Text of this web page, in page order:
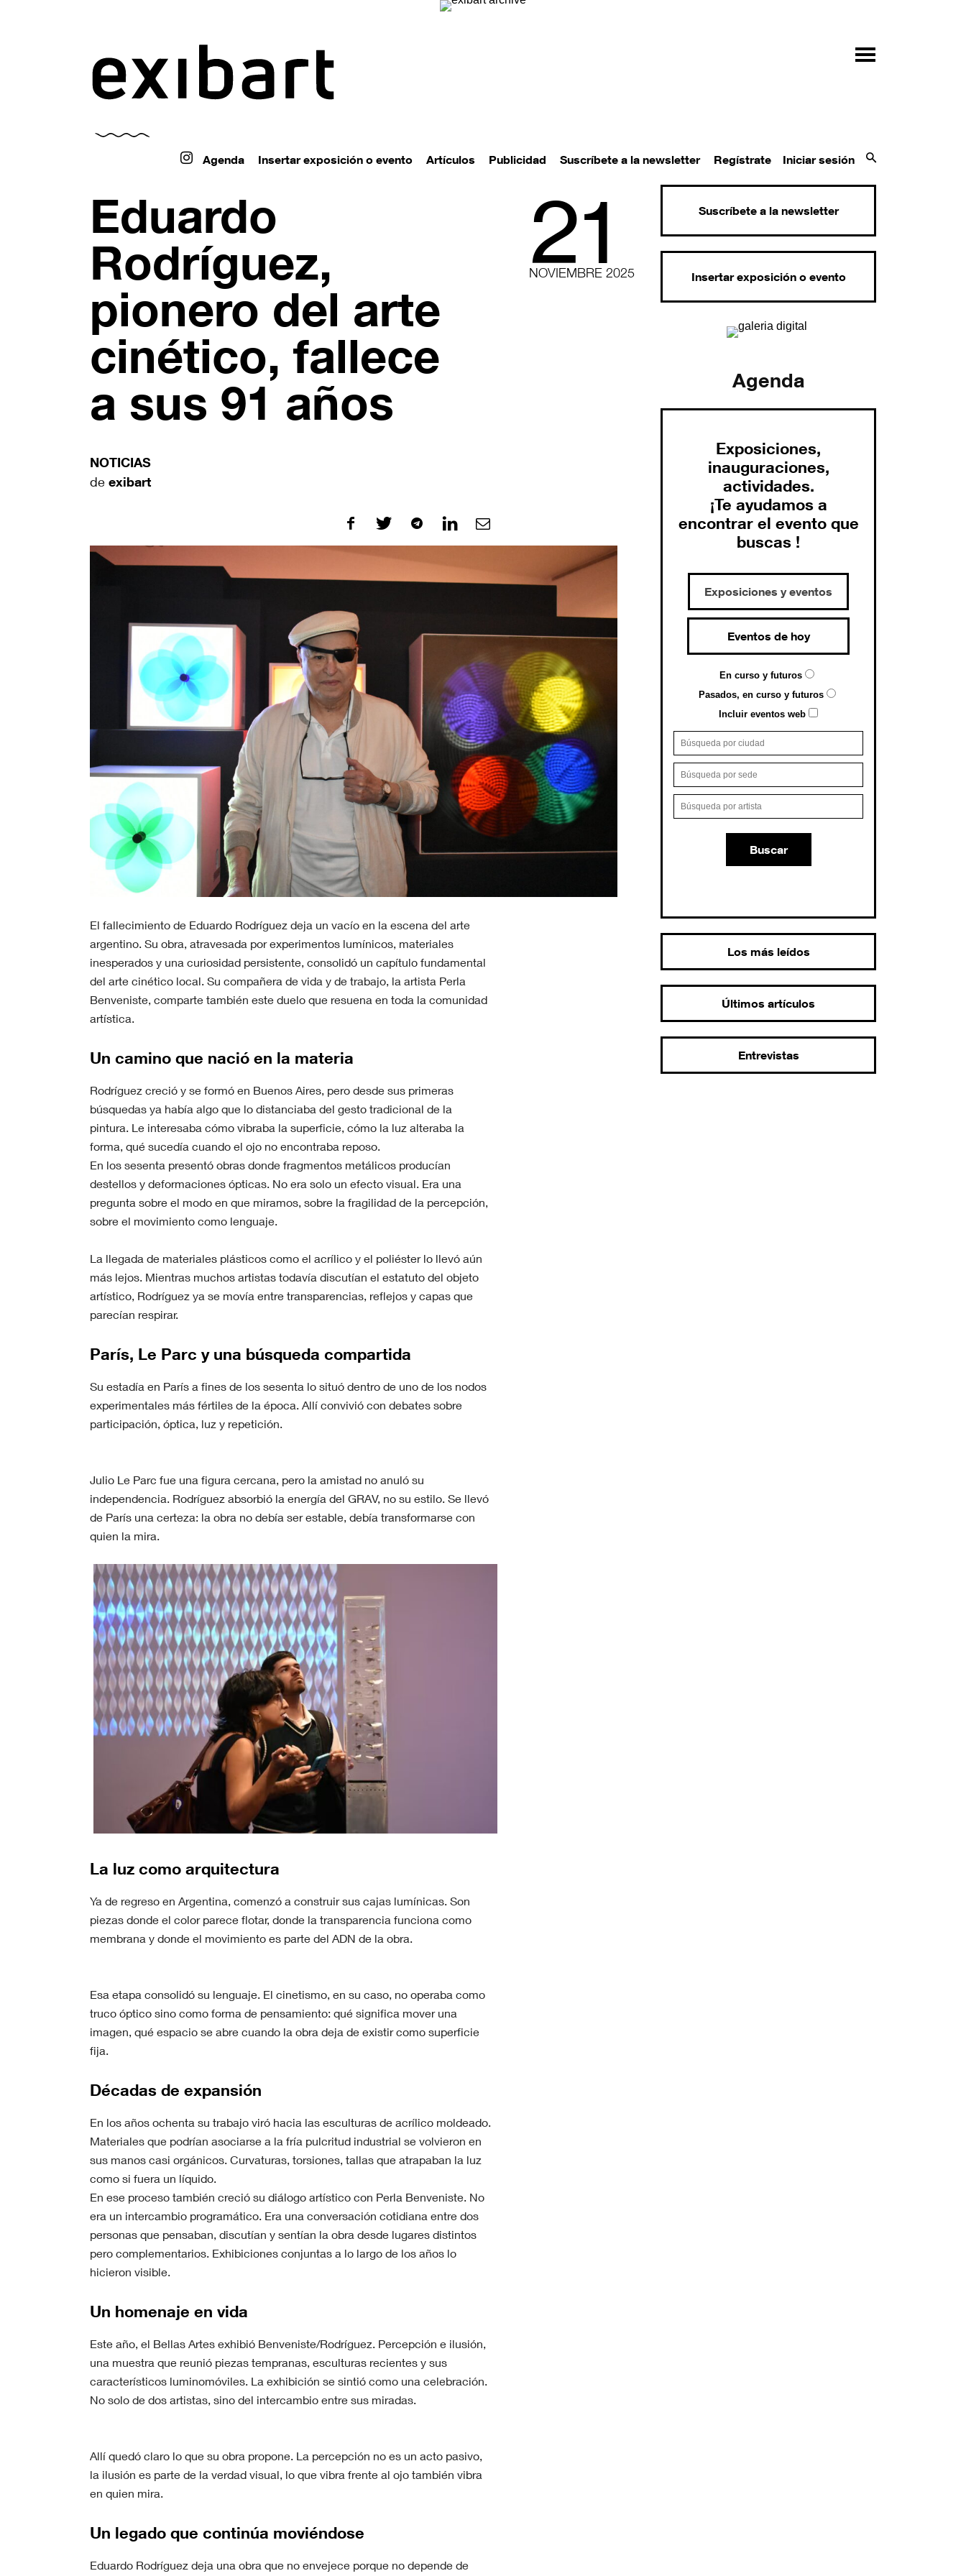
Agenda Insertar exposición o evento Artículos Publicidad Suscríbete a la newsletter Regístrate Iniciar sesión
21
NOVIEMBRE 2025
Eduardo
Rodríguez,
pionero del arte
cinético, fallece
a sus 91 años
NOTICIAS
de exibart
El fallecimiento de Eduardo Rodríguez deja un vacío en la escena del arte
argentino. Su obra, atravesada por experimentos lumínicos, materiales
inesperados y una curiosidad persistente, consolidó un capítulo fundamental
del arte cinético local. Su compañera de vida y de trabajo, la artista Perla
Benveniste, comparte también este duelo que resuena en toda la comunidad
artística.
Un camino que nació en la materia
Rodríguez creció y se formó en Buenos Aires, pero desde sus primeras
búsquedas ya había algo que lo distanciaba del gesto tradicional de la
pintura. Le interesaba cómo vibraba la superficie, cómo la luz alteraba la
forma, qué sucedía cuando el ojo no encontraba reposo.
En los sesenta presentó obras donde fragmentos metálicos producían
destellos y deformaciones ópticas. No era solo un efecto visual. Era una
pregunta sobre el modo en que miramos, sobre la fragilidad de la percepción,
sobre el movimiento como lenguaje.
La llegada de materiales plásticos como el acrílico y el poliéster lo llevó aún
más lejos. Mientras muchos artistas todavía discutían el estatuto del objeto
artístico, Rodríguez ya se movía entre transparencias, reflejos y capas que
parecían respirar.
París, Le Parc y una búsqueda compartida
Su estadía en París a fines de los sesenta lo situó dentro de uno de los nodos
experimentales más fértiles de la época. Allí convivió con debates sobre
participación, óptica, luz y repetición.
Julio Le Parc fue una figura cercana, pero la amistad no anuló su
independencia. Rodríguez absorbió la energía del GRAV, no su estilo. Se llevó
de París una certeza: la obra no debía ser estable, debía transformarse con
quien la mira.
La luz como arquitectura
Ya de regreso en Argentina, comenzó a construir sus cajas lumínicas. Son
piezas donde el color parece flotar, donde la transparencia funciona como
membrana y donde el movimiento es parte del ADN de la obra.
Esa etapa consolidó su lenguaje. El cinetismo, en su caso, no operaba como
truco óptico sino como forma de pensamiento: qué significa mover una
imagen, qué espacio se abre cuando la obra deja de existir como superficie
fija.
Décadas de expansión
En los años ochenta su trabajo viró hacia las esculturas de acrílico moldeado.
Materiales que podrían asociarse a la fría pulcritud industrial se volvieron en
sus manos casi orgánicos. Curvaturas, torsiones, tallas que atrapaban la luz
como si fuera un líquido.
En ese proceso también creció su diálogo artístico con Perla Benveniste. No
era un intercambio programático. Era una conversación cotidiana entre dos
personas que pensaban, discutían y sentían la obra desde lugares distintos
pero complementarios. Exhibiciones conjuntas a lo largo de los años lo
hicieron visible.
Un homenaje en vida
Este año, el Bellas Artes exhibió Benveniste/Rodríguez. Percepción e ilusión,
una muestra que reunió piezas tempranas, esculturas recientes y sus
característicos luminomóviles. La exhibición se sintió como una celebración.
No solo de dos artistas, sino del intercambio entre sus miradas.
Allí quedó claro lo que su obra propone. La percepción no es un acto pasivo,
la ilusión es parte de la verdad visual, lo que vibra frente al ojo también vibra
en quien mira.
Un legado que continúa moviéndose
Eduardo Rodríguez deja una obra que no envejece porque no depende de
Suscríbete a la newsletter
Insertar exposición o evento
Agenda
Exposiciones,
inauguraciones,
actividades.
¡Te ayudamos a
encontrar el evento que
buscas !
Exposiciones y eventos
Eventos de hoy
En curso y futuros
Pasados, en curso y futuros
Incluir eventos web
Buscar
Los más leídos
Últimos artículos
Entrevistas